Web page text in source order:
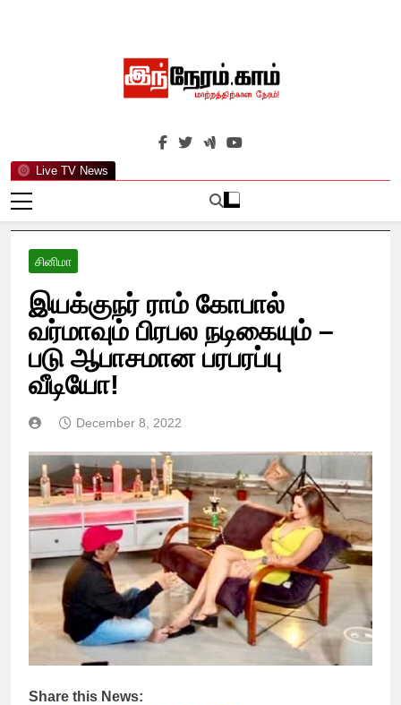
Live TV News
இந்நேரம்.காம்
செய்திகளுக்கு அப்பால்…
சினிமா
இயக்குநர் ராம் கோபால்
வர்மாவும் பிரபல நடிகையும் –
படு ஆபாசமான பரபரப்பு
வீடியோ!
December 8, 2022
Share this News: